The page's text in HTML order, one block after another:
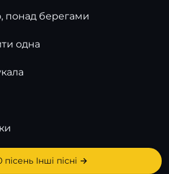
понад берегами
одна
пісень Інші пісні →